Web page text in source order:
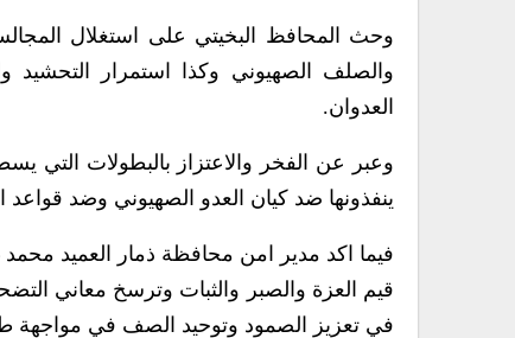
وحث المحافظ البخيتي على استغلال
والصلف الصهيوني وكذا استمرار التحشيد
العدوان.
وعبر عن الفخر والاعتزاز بالبطولات التي
ينفذونها ضد كيان العدو الصهيوني وضد قواعد
فيما اكد مدير امن محافظة ذمار العميد
قيم العزة والصبر والثبات وترسخ معاني
في تعزيز الصمود وتوحيد الصف في مواجهة